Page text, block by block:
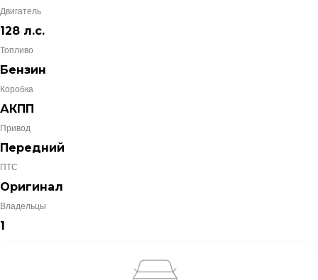
Двигатель
128 л.с.
Топливо
Бензин
Коробка
АКПП
Привод
Передний
ПТС
Оригинал
Владельцы
1